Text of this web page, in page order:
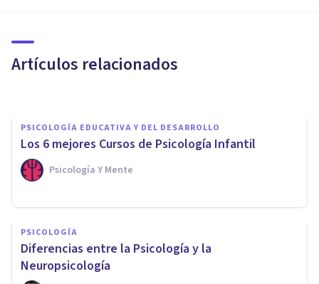
Artículos relacionados
cuáles son sus objetivos?
PSICOLOGÍA EDUCATIVA Y DEL DESARROLLO
Los 6 mejores Cursos de Psicología Infantil
Psicología Y Mente
PSICOLOGÍA
Diferencias entre la Psicología y la
Neuropsicología
¿Por qué es importante la
Psicología?